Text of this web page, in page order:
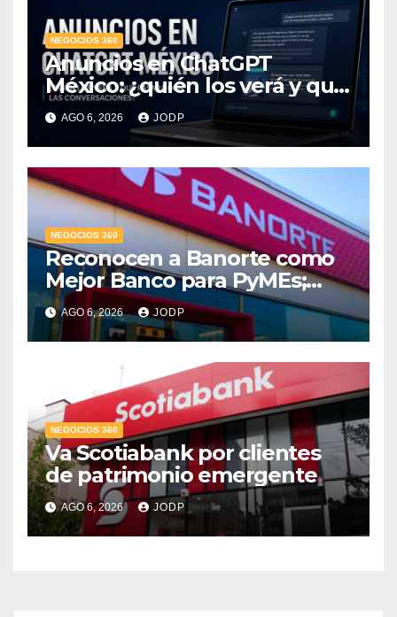
NEGOCIOS 360
Anuncios en ChatGPT
México: ¿quién los verá y qué
pasará con las
conversaciones?
AGO 6, 2026 JODP
NEGOCIOS 360
Reconocen a Banorte como
Mejor Banco para PyMEs;
supera 14% del mercado
crediticio
AGO 6, 2026 JODP
NEGOCIOS 360
Va Scotiabank por clientes
de patrimonio emergente
AGO 6, 2026 JODP